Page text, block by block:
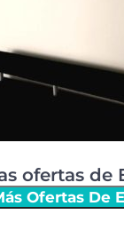
ofertas de
Ofertas De